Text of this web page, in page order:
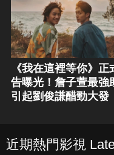
《我在這裡等你》正
告曝光！詹子萱最強
引起劉俊謙醋勁大發
近期熱門影視